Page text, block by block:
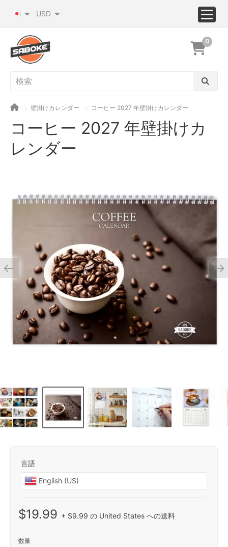
USD
0
壁掛けカレンダー コーヒー 2027 年壁掛けカレンダー
コーヒー 2027 年壁掛けカ
レンダー
言語
$19.99 + $9.99 の United States への送料
数量